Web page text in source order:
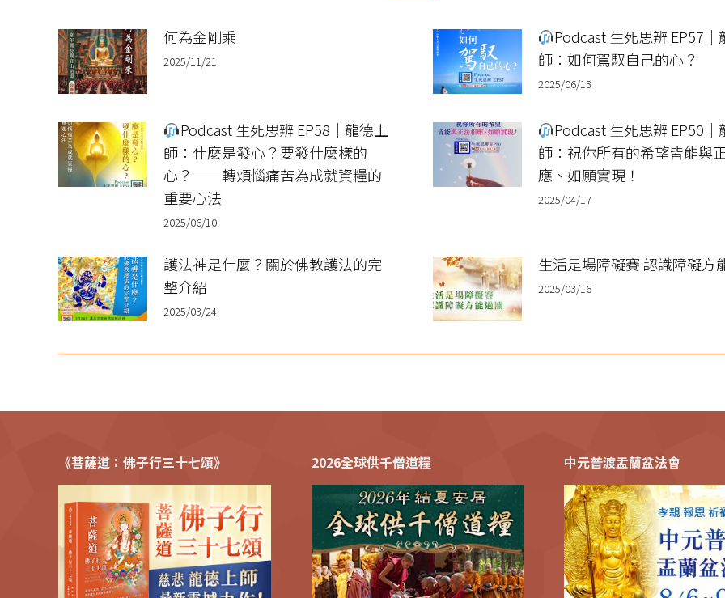
何為金剛乘
2025/11/21
Podcast 生死思辨 EP57｜
師：如何駕馭自己的心？
2025/06/13
Podcast 生死思辨 EP58｜龍德上
師：什麼是發心？要發什麼樣的
心？──轉煩惱痛苦為成就資糧的
重要心法
2025/06/10
Podcast 生死思辨 EP50｜
師：祝你所有的希望皆能與
應、如願實現！
2025/04/17
護法神是什麼？關於佛教護法的完
整介紹
2025/03/24
生活是場障礙賽 認識障礙方
2025/03/16
《菩薩道：佛子行三十七頌》 2026全球供千僧道糧 中元普渡盂蘭盆法會